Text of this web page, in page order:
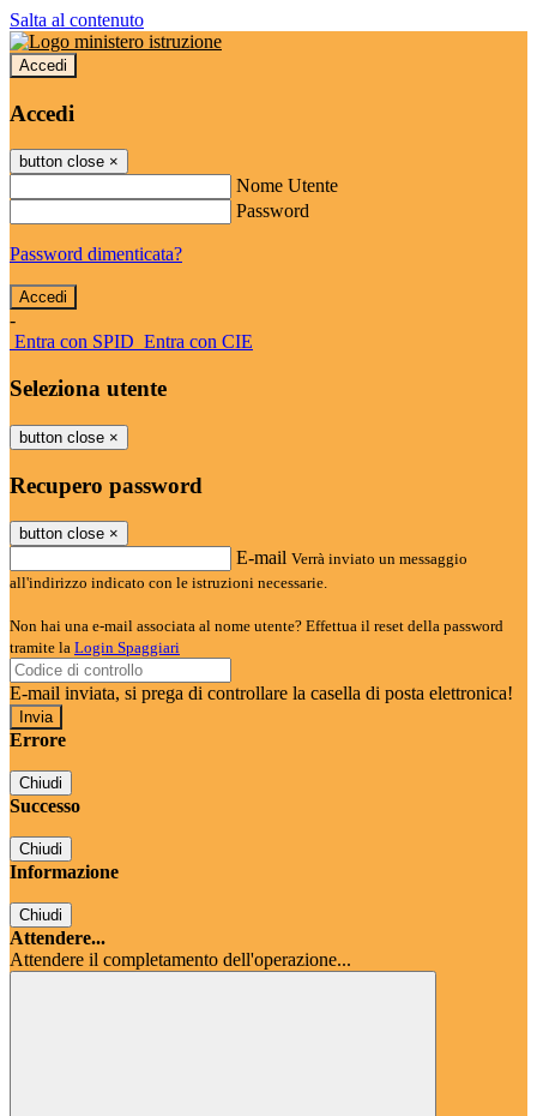
Salta al contenuto
Accedi
Accedi
button close ×
Nome Utente
Password
Password dimenticata?
-
Entra con SPID Entra con CIE
Seleziona utente
button close ×
Recupero password
button close ×
E-mail Verrà inviato un messaggio
all'indirizzo indicato con le istruzioni necessarie.
Non hai una e-mail associata al nome utente? Effettua il reset della password
tramite la Login Spaggiari
E-mail inviata, si prega di controllare la casella di posta elettronica!
Errore
Chiudi
Successo
Chiudi
Informazione
Chiudi
Attendere...
Attendere il completamento dell'operazione...